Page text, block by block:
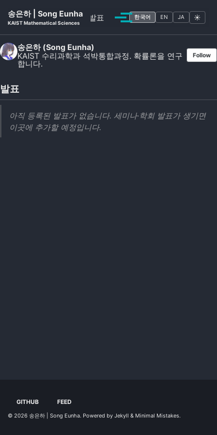
송은하 | Song Eunha
KAIST Mathematical Sciences
CV 논문 발표 Toggle menu
한국어 EN JA ☀
송은하 (Song Eunha)
KAIST 수리과학과 석박통합과정. 확률론을 연구
합니다.
Follow
발표
아직 등록된 발표가 없습니다. 세미나·학회 발표가 생기면
이곳에 추가할 예정입니다.
GITHUB FEED
© 2026 송은하 | Song Eunha. Powered by Jekyll & Minimal Mistakes.